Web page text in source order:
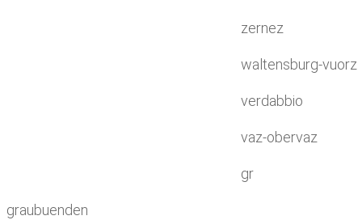
zernez
waltensburg-vuorz
verdabbio
vaz-obervaz
gr
graubuenden